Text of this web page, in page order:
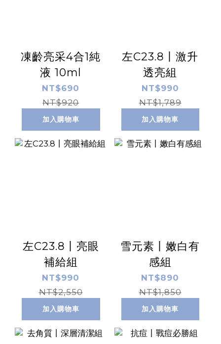
凍齡亮采4合1純
液 10ml
NT$690
NT$920
加入購物車
左C23.8丨激升
透亮組
NT$990
NT$1,789
加入購物車
左C23.8丨亮眼
補給組
NT$990
NT$2,550
加入購物車
雪元素丨嫩白有
感組
NT$890
NT$1,850
加入購物車